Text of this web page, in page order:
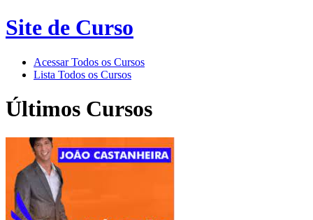
Site de Curso
Acessar Todos os Cursos
Lista Todos os Cursos
Últimos Cursos